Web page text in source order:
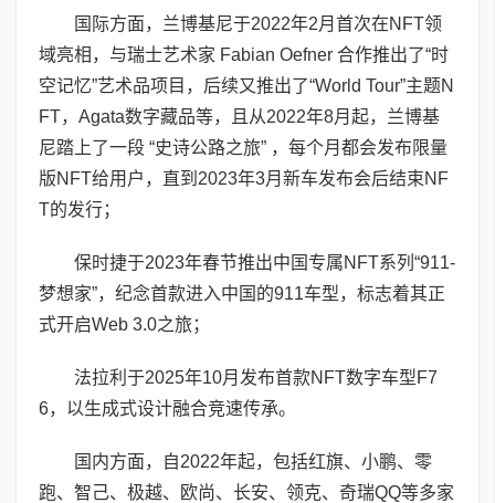
国际方面，兰博基尼于2022年2月首次在NFT领
域亮相，与瑞士艺术家 Fabian Oefner 合作推出了“时
空记忆”艺术品项目，后续又推出了“World Tour”主题N
FT，Agata数字藏品等，且从2022年8月起，兰博基
尼踏上了一段 “史诗公路之旅” ，每个月都会发布限量
版NFT给用户，直到2023年3月新车发布会后结束NF
T的发行；
保时捷于2023年春节推出中国专属NFT系列“911-
梦想家”，纪念首款进入中国的911车型，标志着其正
式开启Web 3.0之旅；
法拉利于2025年10月发布首款NFT数字车型F7
6，以生成式设计融合竞速传承。
国内方面，自2022年起，包括红旗、小鹏、零
跑、智己、极越、欧尚、长安、领克、奇瑞QQ等多家